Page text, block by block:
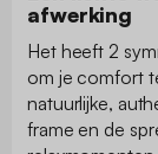
afwerking
Het heeft 2
om je comfort
natuurlijke,
frame en de